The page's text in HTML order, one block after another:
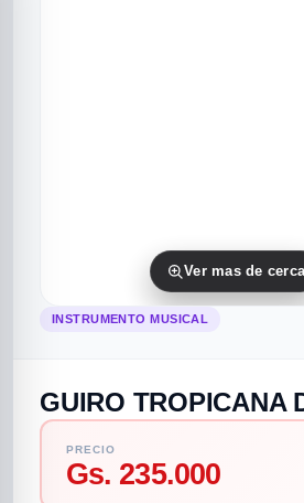
categorias
Ver mas de
INSTRUMENTO MUSICAL
GUIRO TROPICANA
PRECIO
Gs. 235.000